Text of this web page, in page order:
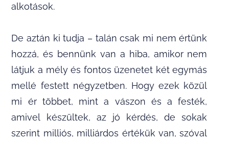
alkotások.
De aztán ki tudja – talán csak mi nem értünk
hozzá, és bennünk van a hiba, amikor nem
látjuk a mély és fontos üzenetet két egymás
mellé festett négyzetben. Hogy ezek közül
mi ér többet, mint a vászon és a festék,
amivel készültek, az jó kérdés, de sokak
szerint milliós, milliárdos értékük van, szóval